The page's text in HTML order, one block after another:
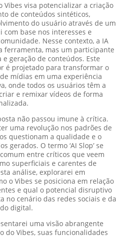
Vibes visa potencializar a criação
de conteúdos sintéticos,
do usuário através de um
com base nos interesses e
Nesse contexto, a IA
ferramenta, mas um participante
geração de conteúdos. Este
é projetado para transformar o
mídias em uma experiência
onde todos os usuários têm a
e remixar vídeos de forma
não passou imune à crítica.
uma revolução nos padrões de
questionam a qualidade e o
gerados. O termo ‘AI Slop’ se
entre críticos que veem
superficiais e carentes de
análise, explorarei em
o Vibes se posiciona em relação
e qual o potencial disruptivo
no cenário das redes sociais e da
digital.
uma visão abrangente
do Vibes, suas funcionalidades